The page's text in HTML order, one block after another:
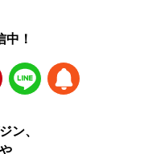
！
LINE
ン、